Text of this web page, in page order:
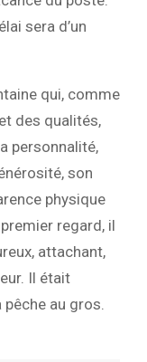
sera d’un
qui, comme
des qualités,
personnalité,
son
physique
regard, il
attachant,
Il était
au gros.